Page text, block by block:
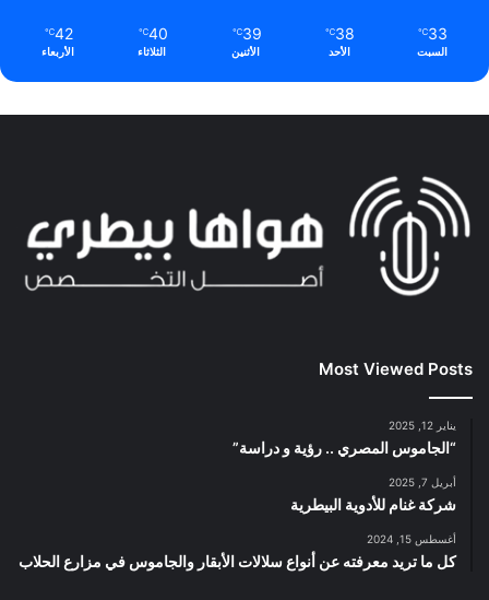
33
℃
السبت
38
℃
الأحد
39
℃
الأثنين
40
℃
الثلاثاء
42
℃
الأربعاء
Most Viewed Posts
يناير 12, 2025
“الجاموس المصري .. رؤية و دراسة”
أبريل 7, 2025
شركة غنام للأدوية البيطرية
أغسطس 15, 2024
كل ما تريد معرفته عن أنواع سلالات الأبقار والجاموس في مزارع الحلاب